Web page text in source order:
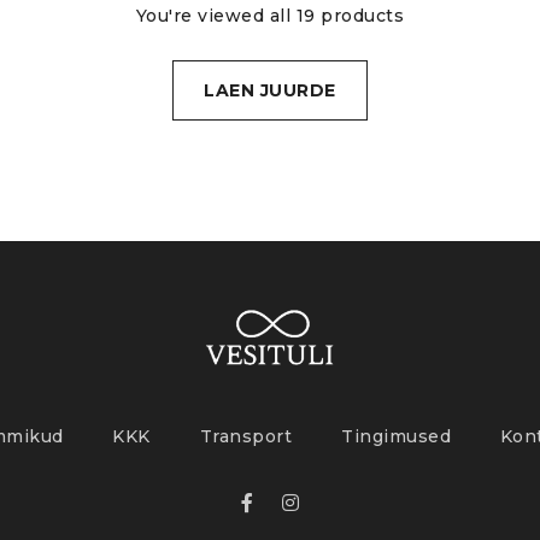
LAEN JUURDE
You're viewed all 19 products
KKK Transport Tingimused